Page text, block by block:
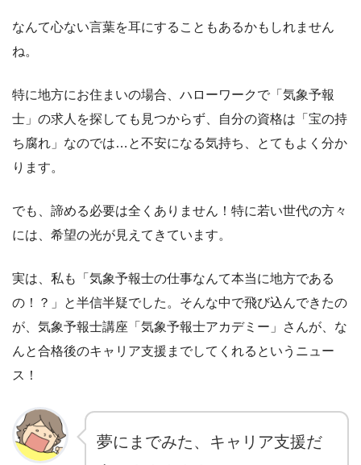
なんて心ない言葉を耳にすることもあるかもしれません
ね。
特に地方にお住まいの場合、ハローワークで「気象予報
士」の求人を探しても見つからず、自分の資格は「宝の持
ち腐れ」なのでは…と不安になる気持ち、とてもよく分か
ります。
でも、諦める必要は全くありません！特に若い世代の方々
には、希望の光が見えてきています。
実は、私も「気象予報士の仕事なんて本当に地方である
の！？」と半信半疑でした。そんな中で飛び込んできたの
が、気象予報士講座「気象予報士アカデミー」さんが、な
んと合格後のキャリア支援までしてくれるというニュー
ス！
夢にまでみた、キャリア支援だ